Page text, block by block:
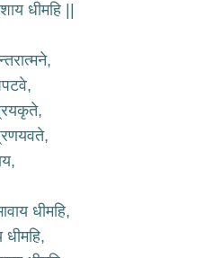
धीमहि ||
धीमहि,
धीमहि,